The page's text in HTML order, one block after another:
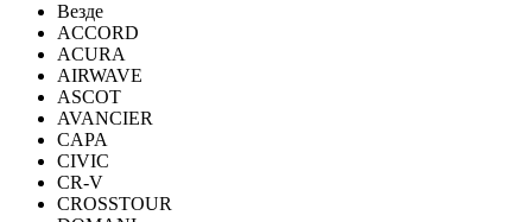
Везде
ACCORD
ACURA
AIRWAVE
ASCOT
AVANCIER
CAPA
CIVIC
CR-V
CROSSTOUR